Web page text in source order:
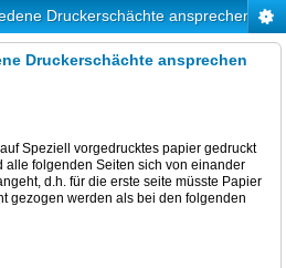
Druckerschächte ansprechen
Druckerschächte ansprechen
Speziell vorgedrucktes papier gedruckt
alle folgenden Seiten sich von einander
d.h. für die erste seite müsste Papier
gezogen werden als bei den folgenden